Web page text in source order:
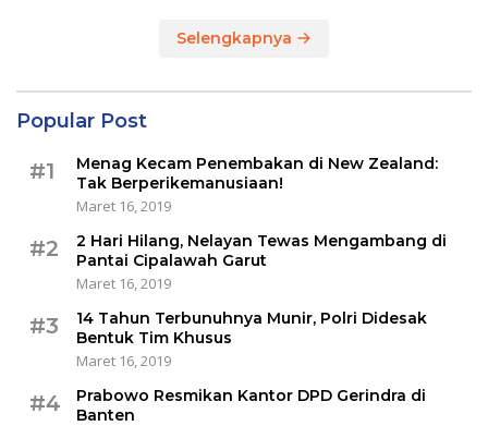
Selengkapnya
Popular Post
#1
Menag Kecam Penembakan di New Zealand:
Tak Berperikemanusiaan!
Maret 16, 2019
#2
2 Hari Hilang, Nelayan Tewas Mengambang di
Pantai Cipalawah Garut
Maret 16, 2019
#3
14 Tahun Terbunuhnya Munir, Polri Didesak
Bentuk Tim Khusus
Maret 16, 2019
#4
Prabowo Resmikan Kantor DPD Gerindra di
Banten